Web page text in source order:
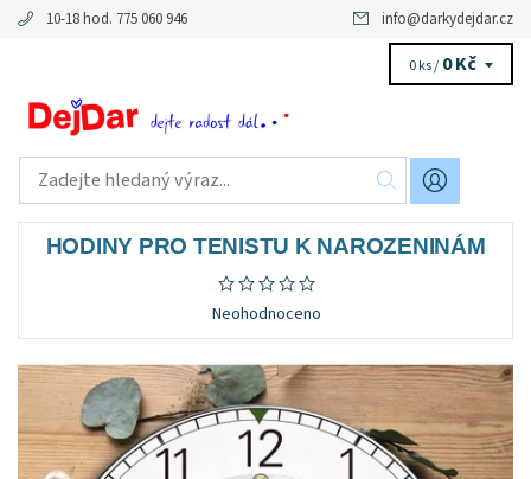
10-18 hod. 775 060 946 info@darkydejdar.cz
0 ks / 0 Kč
HODINY PRO TENISTU K NAROZENINÁM
Neohodnoceno